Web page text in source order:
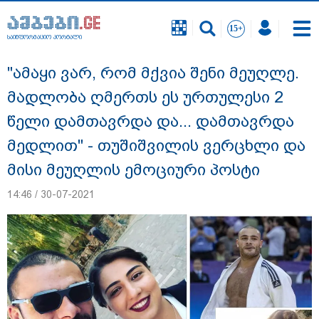
საინფორმაციო პორტალი
დაკავებულია 3 პირი, მათ შორის 2
არასრულწლოვანი - პოლიცია, თბილისში
კურიერზე ჯგუფურად ძალადობის საქმეზე
ინფორმაციას ავრცელებს
საინფორმაციო პორტალი
"ამაყი ვარ, რომ მქვია შენი მეუღლე.
მადლობა ღმერთს ეს ურთულესი 2
წელი დამთავრდა და... დამთავრდა
მედლით" - თუშიშვილის ვერცხლი და
მისი მეუღლის ემოციური პოსტი
14:46 / 30-07-2021